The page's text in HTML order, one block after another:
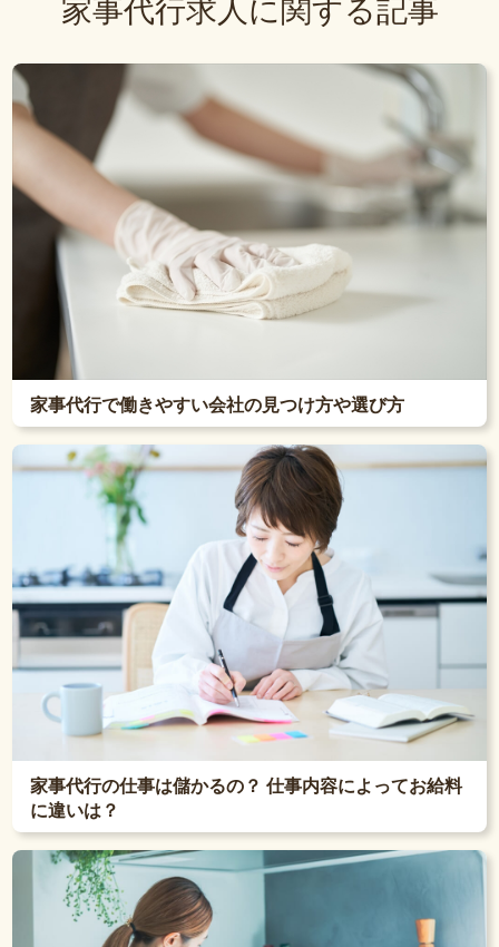
家事代行求人に関する記事
家事代行で働きやすい会社の見つけ方や選び方
家事代行の仕事は儲かるの？ 仕事内容によってお給料
に違いは？